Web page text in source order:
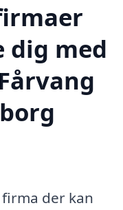
med
der kan